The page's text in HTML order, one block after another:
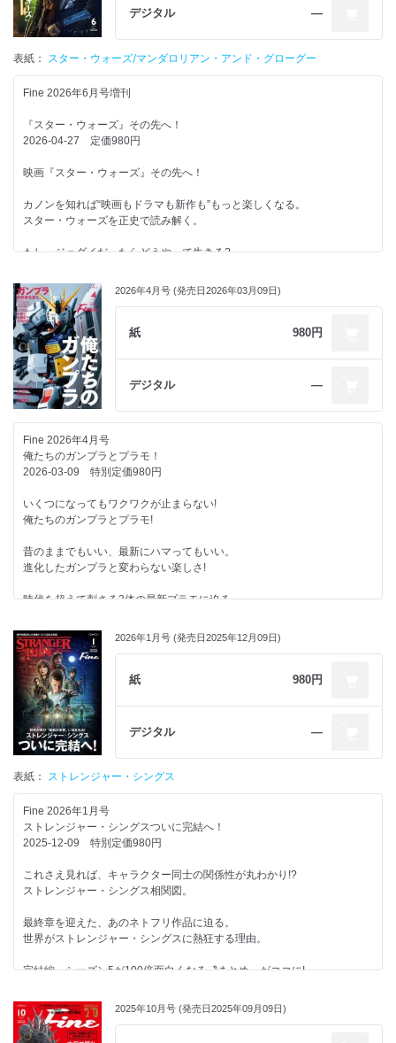
王道じゃない！？ だからこそ惹かれる存在がいる。
闇に堕ちたウルトラマンたち。
ヒーローや怪獣を身近に感じられるスポットへ!
東京・祖師ヶ谷大蔵 編／福島・須賀川 編
足を踏み入れたら､そこはエモい世界だった。
須賀川特撮アーカイブセンターへ。
なぜ愛され続けるのか? その理由を語る。
濱田龍臣
今すぐ手に入れられるウルトラグッズ大集合!
あのヒーローが持つ“新たな顔”!
2000年代のウルトラヒロインたち。
作品に華を咲かせた､あの子に会いたい!
最上もが／黒木ひかり
キャラクター設定に時代が現れている!?
ヒロインからひも解く昭和・平成・令和の女性像。
時代ごとにアップデートされた怪獣のイメージに注目!
変わったヤツと変わらないヤツ。
「ウルトラマンシリーズ」の魅力と神髄。
桜井浩子（「ウルトラマン」フジ・アキコ隊員役／円谷プロダクション
ほか
デジタル ―
表紙： スター・ウォーズ/マンダロリアン・アンド・グローグー
Fine 2026年6月号増刊
『スター・ウォーズ』その先へ！
2026-04-27 定価980円
映画『スター・ウォーズ』その先へ！
カノンを知れば“映画もドラマも新作も”もっと楽しくなる。
スター・ウォーズを正史で読み解く。
もし、ジェダイだったらどうやって生きる?
“銀河の世界っぽいファッション”で気取ってみた。
仲川瑠夏（FRUITS ZIPPER）
スター・ウォーズ愛の究極形がここに集結!?
これが俺のコレクション!
ライトセーバー以外にも、知っておきたい武器がある。
キャラクターとともに刻まれた名武器たち。
SWコレクションで部屋の中が銀河に!?
西洸人（INI）
SW愛が深まるグッズ図鑑。
ふたりが導く新たな銀河！
山下幸輝（WILD BLUE）
ほか
2026年4月号 (発売日2026年03月09日)
紙 980円
デジタル ―
Fine 2026年4月号
俺たちのガンプラとプラモ！
2026-03-09 特別定価980円
いくつになってもワクワクが止まらない!
俺たちのガンプラとプラモ!
昔のままでもいい、最新にハマってもいい。
進化したガンプラと変わらない楽しさ!
時代を超えて刺さる2体の最新プラモに迫る。
作るだけじゃ物足りない!
塗装とウェザリングでオリジナルな機体を。
片桐 仁
キッカケは何気ない会話から始まった。
大人になって出会ったガンプラとその魅力!
佐藤藍子
見えないところまでこだわり抜くことが、もはや使命。
大河元気
クセ強めな個性派コレクターたちが集結!
ファンが自作ガンプラとともに語る!
巡って、沼って、楽しめる!
リンプラと行く聖地は“買って・作って・見て楽しむ”そんな場所だった。
2026年1月号 (発売日2025年12月09日)
紙 980円
デジタル ―
表紙： ストレンジャー・シングス
Fine 2026年1月号
ストレンジャー・シングスついに完結へ！
2025-12-09 特別定価980円
これさえ見れば、キャラクター同士の関係性が丸わかり!?
ストレンジャー・シングス相関図。
最終章を迎えた、あのネトフリ作品に迫る。
世界がストレンジャー・シングスに熱狂する理由。
完結編・シーズン5が100倍面白くなる〝まとめ〟がココに!
〝裏側の世界〟の住人は、想像以上にヤバい!
クリーチャー全員集合!
2025年10月号 (発売日2025年09月09日)